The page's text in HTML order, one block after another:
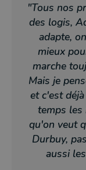
"Tous nos
des logis,
adapte,
mieux
marche
Mais je
et c'est
temps les
qu'on veut
Durbuy,
aussi